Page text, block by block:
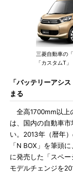
三菱自動車の
「カスタムT
「バッテリーアシ
まる
全高1700mm以上
は、国内の自動車
い。2013年（暦年
「N BOX」を筆頭
に発売した「スペ
モデルチェンジを